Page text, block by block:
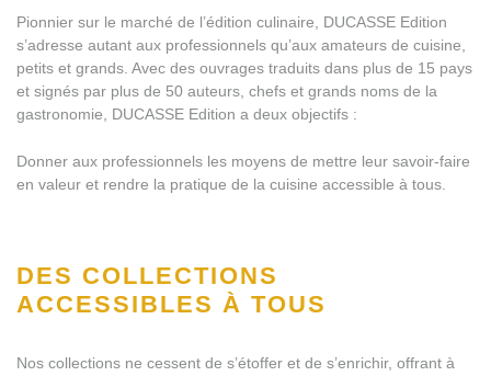
Pionnier sur le marché de l’édition culinaire, DUCASSE Edition
s’adresse autant aux professionnels qu’aux amateurs de cuisine,
petits et grands. Avec des ouvrages traduits dans plus de 15 pays
et signés par plus de 50 auteurs, chefs et grands noms de la
gastronomie, DUCASSE Edition a deux objectifs :
Donner aux professionnels les moyens de mettre leur savoir-faire
en valeur et rendre la pratique de la cuisine accessible à tous.
DES COLLECTIONS
ACCESSIBLES À TOUS
Nos collections ne cessent de s’étoffer et de s’enrichir, offrant à